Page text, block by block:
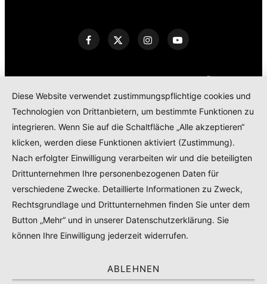
KONTAKT IMPRESSUM DATENSCHUTZERKLÄRUNG
COOKIE POLICY
TEILNAHMEBEDINGUNGEN GEWINNSPIEL
PRODUKTTESTS – KOOPERATIONEN – SPONSORED POSTS
© 2024RADELMAEDCHEN- REGISTERED BRAND.
TOP
Diese Website verwendet zustimmungspflichtige cookies und
Technologien von Drittanbietern, um bestimmte Funktionen zu
integrieren. Wenn Sie auf die Schaltfläche „Alle akzeptieren“
klicken, werden diese Funktionen aktiviert (Zustimmung).
Nach erfolgter Einwilligung verarbeiten wir und die beteiligten
Drittunternehmen Ihre personenbezogenen Daten für
verschiedene Zwecke. Detaillierte Informationen zu Zweck,
Rechtsgrundlage und Drittunternehmen finden Sie unter dem
Button „Mehr“ und in unserer Datenschutzerklärung. Sie
können Ihre Einwilligung jederzeit widerrufen.
ABLEHNEN